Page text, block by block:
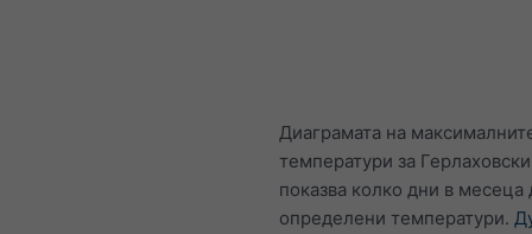
Диаграмата на
температури за
показва колко дни в месеца
определени температури.